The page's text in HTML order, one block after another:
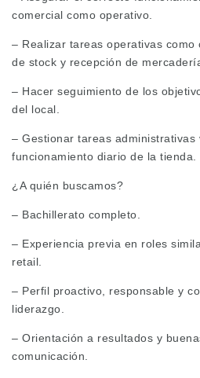
comercial como operativo.
– Realizar tareas operativas
de stock y recepción de
– Hacer seguimiento de los
del local.
– Gestionar tareas administrativas
funcionamiento diario de la tienda.
¿A quién buscamos?
– Bachillerato completo.
– Experiencia previa en roles
retail.
– Perfil proactivo, responsable y
liderazgo.
– Orientación a resultados y
comunicación.